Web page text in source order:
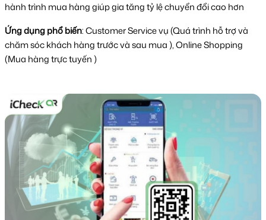
hành trình mua hàng giúp gia tăng tỷ lệ chuyển đổi cao hơn
Ứng dụng phổ biến: Customer Service vụ (Quá trình hỗ trợ và
chăm sóc khách hàng trước và sau mua ), Online Shopping
(Mua hàng trực tuyến )